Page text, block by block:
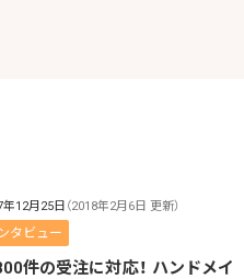
年12月25日 （2018年2月6日 更新）
タビュー
件の受注に対応！ ハンドメイ